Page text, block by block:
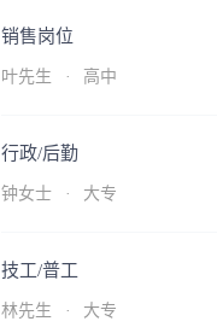
销售岗位
叶先生 · 高中
行政/后勤
钟女士 · 大专
技工/普工
林先生 · 大专